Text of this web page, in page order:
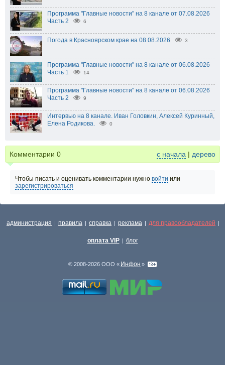
Программа "Главные новости" на 8 канале от 07.08.2026
Часть 2
6
Погода в Красноярском крае на 08.08.2026 3
Программа "Главные новости" на 8 канале от 06.08.2026
Часть 1
14
Программа "Главные новости" на 8 канале от 06.08.2026
Часть 2
9
Интервью на 8 канале. Иван Головкин, Алексей Куринный,
Елена Родикова.
0
Комментарии 0 с начала | дерево
Чтобы писать и оценивать комментарии нужно войти или
зарегистрироваться
администрация | правила | справка | реклама | для правообладателей |
оплата VIP | блог
© 2008-2026 ООО « Инфон »